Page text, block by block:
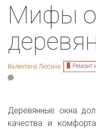
Мифы о
Валентина Люсина Ремонт
Деревянные окна
качества и